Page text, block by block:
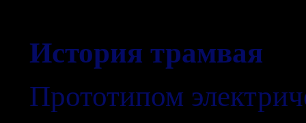
История трамвая
Прототипом